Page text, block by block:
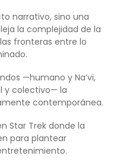
narrativo, sino una
la complejidad de la
fronteras entre lo
—humano y Na’vi,
y colectivo— la
contemporánea.
Star Trek donde la
para plantear